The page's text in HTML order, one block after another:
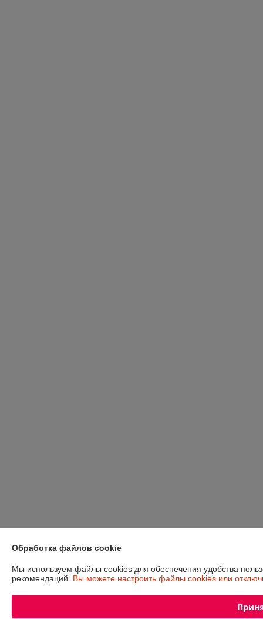
Обработка файлов cookie
Мы используем файлы cookies для обеспечения удобства
рекомендаций. Вы можете настроить файлы cookies или